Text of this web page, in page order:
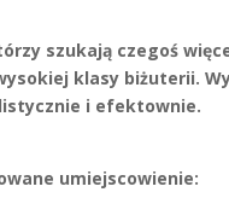
szukają czegoś
klasy biżuterii.
i efektownie.
umiejscowienie: